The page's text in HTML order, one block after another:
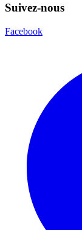
Suivez-nous
Facebook